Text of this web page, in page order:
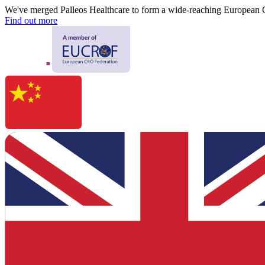
We've merged Palleos Healthcare to form a wide-reaching European
Find out more